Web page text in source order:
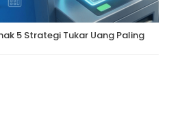
5 Strategi Tukar Uang Paling